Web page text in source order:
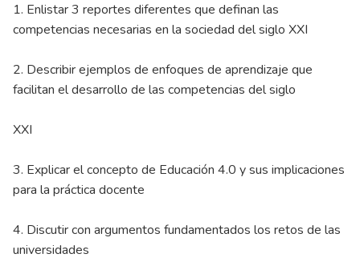
1. Enlistar 3 reportes diferentes que definan las
competencias necesarias en la sociedad del siglo XXI
2. Describir ejemplos de enfoques de aprendizaje que
facilitan el desarrollo de las competencias del siglo
XXI
3. Explicar el concepto de Educación 4.0 y sus implicaciones
para la práctica docente
4. Discutir con argumentos fundamentados los retos de las
universidades